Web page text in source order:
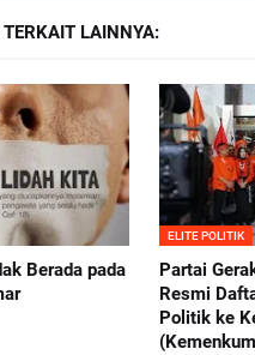
LAINNYA:
Berada pada
ELITE POLITIK
Partai
Resmi
Politik ke